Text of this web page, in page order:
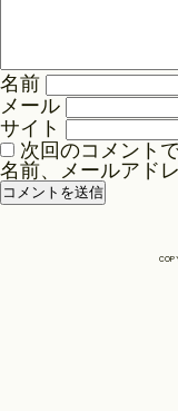
ョ
ン
名前
メール
サイト
次回のコメント
名前、メールアド